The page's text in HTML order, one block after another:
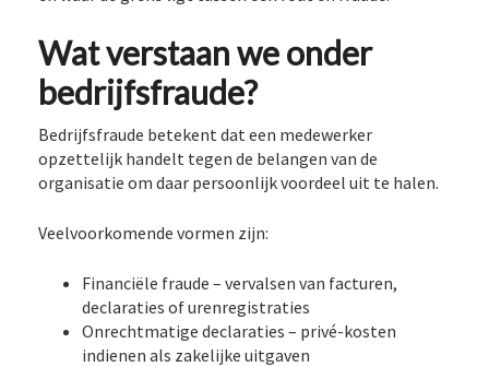
Wat verstaan we onder
bedrijfsfraude?
Bedrijfsfraude betekent dat een medewerker
opzettelijk handelt tegen de belangen van de
organisatie om daar persoonlijk voordeel uit te halen.
Veelvoorkomende vormen zijn:
Financiële fraude – vervalsen van facturen,
declaraties of urenregistraties
Onrechtmatige declaraties – privé-kosten
indienen als zakelijke uitgaven